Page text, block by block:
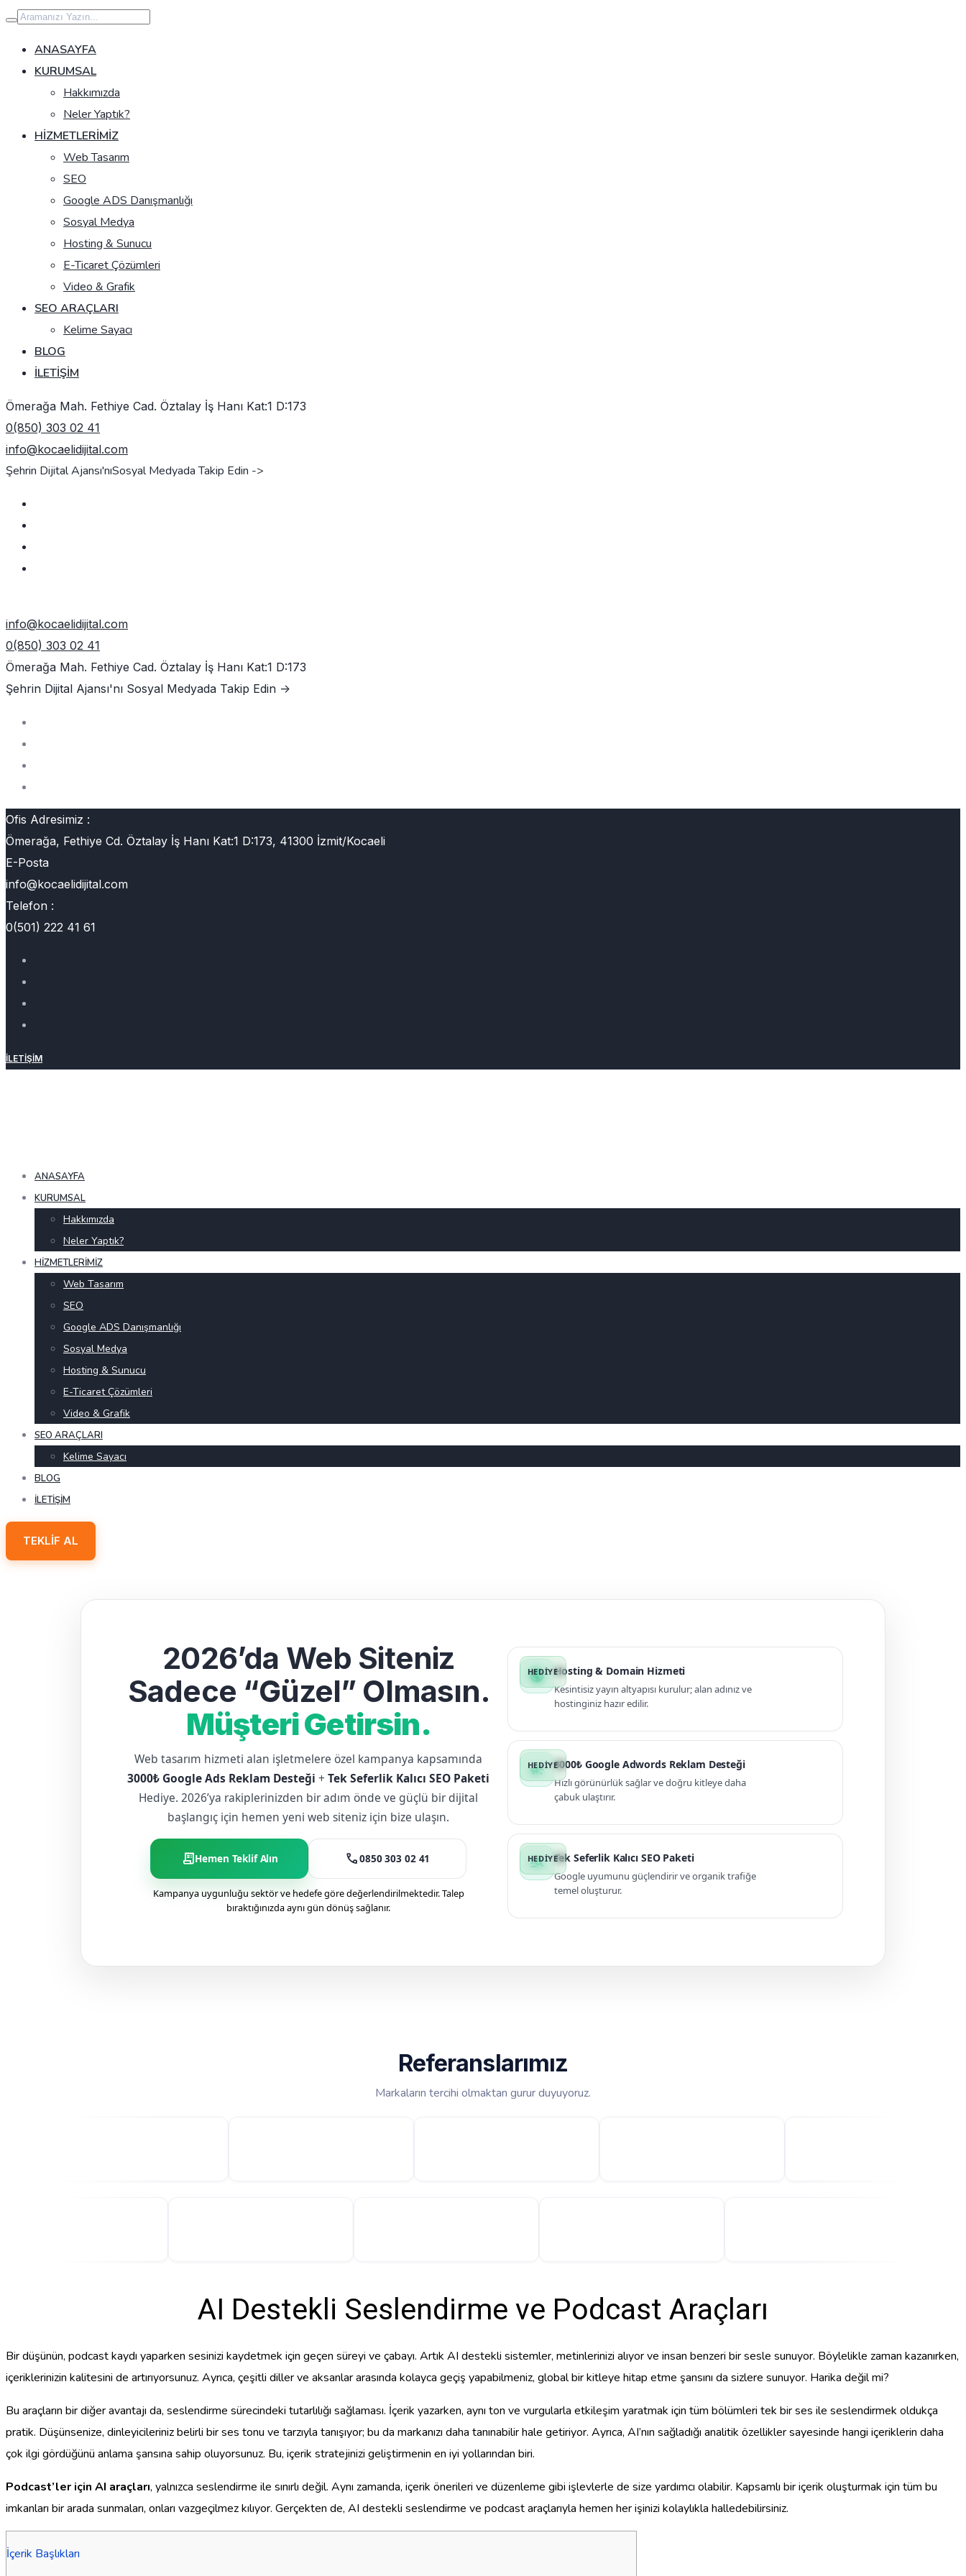
İçeriğe
geç
ANASAYFA
KURUMSAL
Hakkımızda
Neler Yaptık?
HIZMETLERIMIZ
Web Tasarım
SEO
Google ADS Danışmanlığı
Sosyal Medya
Hosting & Sunucu
E-Ticaret Çözümleri
Video & Grafik
SEO ARAÇLARI
Kelime Sayacı
BLOG
İLETIŞIM
Ömerağa Mah. Fethiye Cad. Öztalay İş Hanı Kat:1 D:173
0(850) 303 02 41
info@kocaelidijital.com
Şehrin Dijital Ajansı'nıSosyal Medyada Takip Edin ->
info@kocaelidijital.com
0(850) 303 02 41
Ömerağa Mah. Fethiye Cad. Öztalay İş Hanı Kat:1 D:173
Şehrin Dijital Ajansı'nı Sosyal Medyada Takip Edin ->
Ofis Adresimiz :
Ömerağa, Fethiye Cd. Öztalay İş Hanı Kat:1 D:173, 41300 İzmit/Kocaeli
E-Posta
info@kocaelidijital.com
Telefon :
0(501) 222 41 61
İLETIŞIM
ANASAYFA
KURUMSAL
Hakkımızda
Neler Yaptık?
HIZMETLERIMIZ
Web Tasarım
SEO
Google ADS Danışmanlığı
Sosyal Medya
Hosting & Sunucu
E-Ticaret Çözümleri
Video & Grafik
SEO ARAÇLARI
Kelime Sayacı
BLOG
İLETIŞIM
TEKLIF AL
2026’da Web Siteniz
Sadece “Güzel” Olmasın.
Müşteri Getirsin.
Web tasarım hizmeti alan işletmelere özel kampanya kapsamında
3000₺ Google Ads Reklam Desteği +Tek Seferlik Kalıcı SEO Paketi
Hediye. 2026’ya rakiplerinizden bir adım önde ve güçlü bir dijital
başlangıç için hemen yeni web siteniz için bize ulaşın.
receipt_longHemen Teklif Alın call0850 303 02 41
Kampanya uygunluğu sektör ve hedefe göre değerlendirilmektedir. Talep
bıraktığınızda aynı gün dönüş sağlanır.
public Hosting & Domain Hizmeti
Kesintisiz yayın altyapısı kurulur; alan adınız ve
hostinginiz hazır edilir.
campaign 3000₺ Google Adwords Reklam Desteği
Hızlı görünürlük sağlar ve doğru kitleye daha
çabuk ulaştırır.
manage_search Tek Seferlik Kalıcı SEO Paketi
Google uyumunu güçlendirir ve organik trafiğe
temel oluşturur.
Referanslarımız
Markaların tercihi olmaktan gurur duyuyoruz.
AI Destekli Seslendirme ve Podcast Araçları
Bir düşünün, podcast kaydı yaparken sesinizi kaydetmek için geçen süreyi ve çabayı. Artık AI destekli sistemler, metinlerinizi alıyor ve insan benzeri bir sesle sunuyor. Böylelikle zaman kazanırken,
içeriklerinizin kalitesini de artırıyorsunuz. Ayrıca, çeşitli diller ve aksanlar arasında kolayca geçiş yapabilmeniz, global bir kitleye hitap etme şansını da sizlere sunuyor. Harika değil mi?
Bu araçların bir diğer avantajı da, seslendirme sürecindeki tutarlılığı sağlaması. İçerik yazarken, aynı ton ve vurgularla etkileşim yaratmak için tüm bölümleri tek bir ses ile seslendirmek oldukça
pratik. Düşünsenize, dinleyicileriniz belirli bir ses tonu ve tarzıyla tanışıyor; bu da markanızı daha tanınabilir hale getiriyor. Ayrıca, AI’nın sağladığı analitik özellikler sayesinde hangi içeriklerin daha
çok ilgi gördüğünü anlama şansına sahip oluyorsunuz. Bu, içerik stratejinizi geliştirmenin en iyi yollarından biri.
Podcast’ler için AI araçları, yalnızca seslendirme ile sınırlı değil. Aynı zamanda, içerik önerileri ve düzenleme gibi işlevlerle de size yardımcı olabilir. Kapsamlı bir içerik oluşturmak için tüm bu
imkanları bir arada sunmaları, onları vazgeçilmez kılıyor. Gerçekten de, AI destekli seslendirme ve podcast araçlarıyla hemen her işinizi kolaylıkla halledebilirsiniz.
İçerik Başlıkları